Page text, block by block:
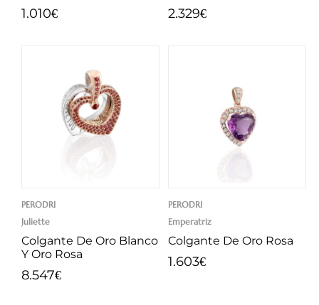
1.010€ 2.329€
PERODRI
Juliette
Colgante De Oro Blanco
Y Oro Rosa
8.547€
PERODRI
Emperatriz
Colgante De Oro Rosa
1.603€